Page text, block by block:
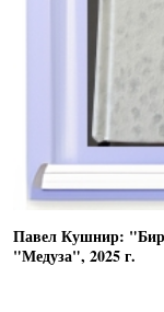
Павел Кушнир:
"Медуза", 2025 г.